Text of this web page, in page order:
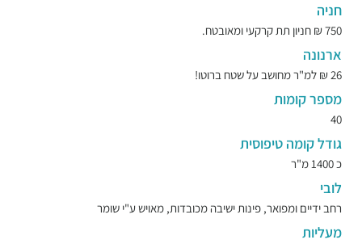
חניה
750 ₪ חניון תת קרקעי ומאובטח.
ארנונה
26 ₪ למ"ר מחושב על שטח ברוטו!
מספר קומות
40
גודל קומה טיפוסית
כ 1400 מ"ר
לובי
רחב ידיים ומפואר, פינות ישיבה מכובדות, מאויש ע"י שומר
מעליות